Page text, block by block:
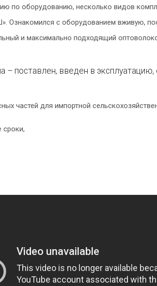
по оборудованию, несколько видов
с оборудованием вживую,
и максимально подходящий
– поставлен, введен в
частей для импортной
сроки,